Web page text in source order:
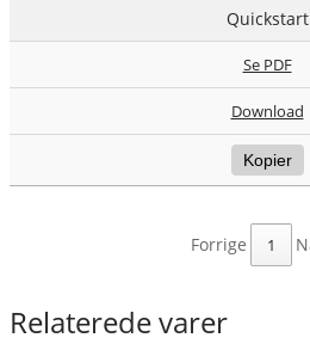
Quickstart
Se PDF
Download
Kopier
1
Relaterede varer